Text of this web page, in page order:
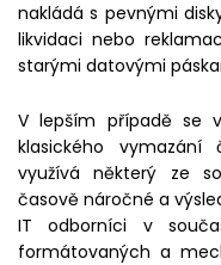
nakládá s pevnými
likvidaci nebo
starými datovými
V lepším případě se
klasického
využívá některý ze
časově náročné a
IT odborníci v
formátovaných a